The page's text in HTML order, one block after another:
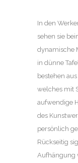
In den
sehen sie
dynamische
in dünne
bestehen
welches mit
aufwendige
des
persönlich
Rückseitig
Aufhängung